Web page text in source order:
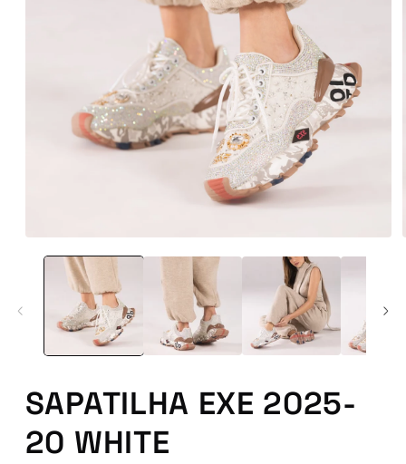
conteúdo
multimédia
SAPATILHA EXE 2025-
20 WHITE